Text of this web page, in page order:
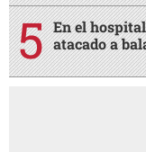
En el
atacado a